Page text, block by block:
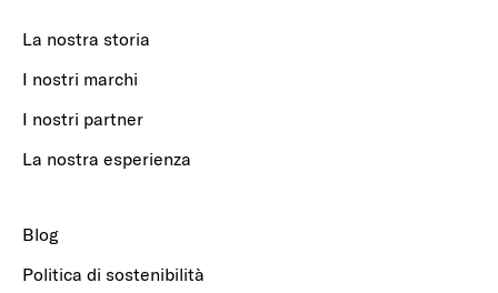
La nostra storia
I nostri marchi
I nostri partner
La nostra esperienza
Blog
Politica di sostenibilità